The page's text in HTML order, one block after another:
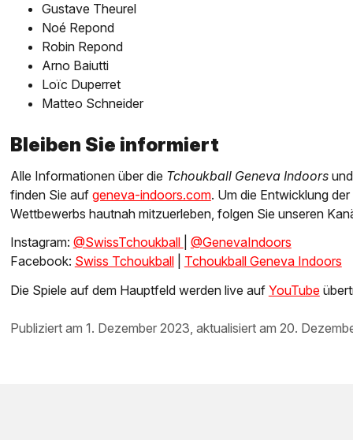
Gustave Theurel
Noé Repond
Robin Repond
Arno Baiutti
Loïc Duperret
Matteo Schneider
Bleiben Sie informiert
Alle Informationen über die Tchoukball Geneva Indoors
finden Sie auf geneva-indoors.com. Um die Entwicklung
Wettbewerbs hautnah mitzuerleben, folgen Sie unseren
Instagram: @SwissTchoukball
@GenevaIndoors
Facebook: Swiss Tchoukball| Tchoukball Geneva Indoors
Die Spiele auf dem Hauptfeld werden live auf YouTube
publiziert am 1. Dezember 2023, aktualisiert am 20.